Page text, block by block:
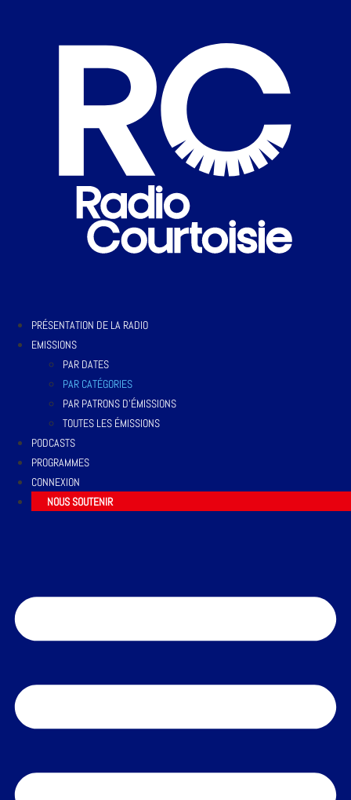
PRÉSENTATION DE LA RADIO
EMISSIONS
PAR DATES
PAR CATÉGORIES
PAR PATRONS D’ÉMISSIONS
TOUTES LES ÉMISSIONS
PODCASTS
PROGRAMMES
CONNEXION
NOUS SOUTENIR